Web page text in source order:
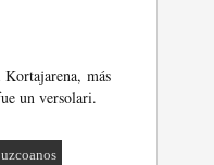
más
un versolari.